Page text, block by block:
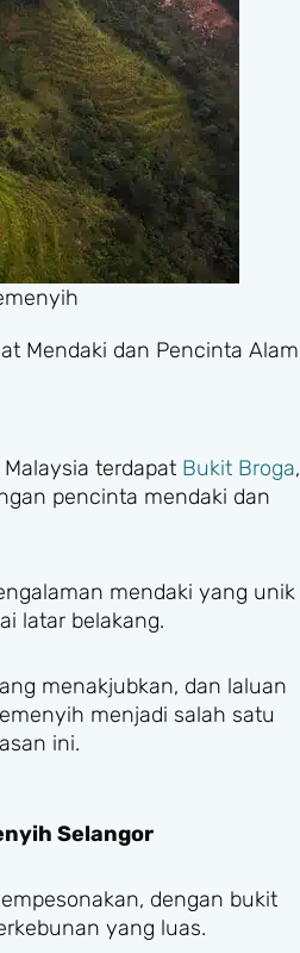
Mendaki dan Pencinta Alam
terdapat Bukit Broga,
pencinta mendaki dan
mendaki yang unik
latar belakang.
menakjubkan, dan laluan
menjadi salah satu
ini.
Selangor
dengan bukit
yang luas.